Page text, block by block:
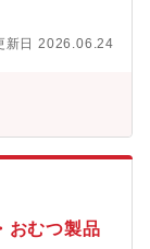
ます。■業務内
RFP）の企
ブッキングお
ージ／ディテ
）との連携によ
規模の意思決定
です。本ポジ
体のコスト構
としての交渉
対して価格・ス
新日 2026.06.24
おむつ製品